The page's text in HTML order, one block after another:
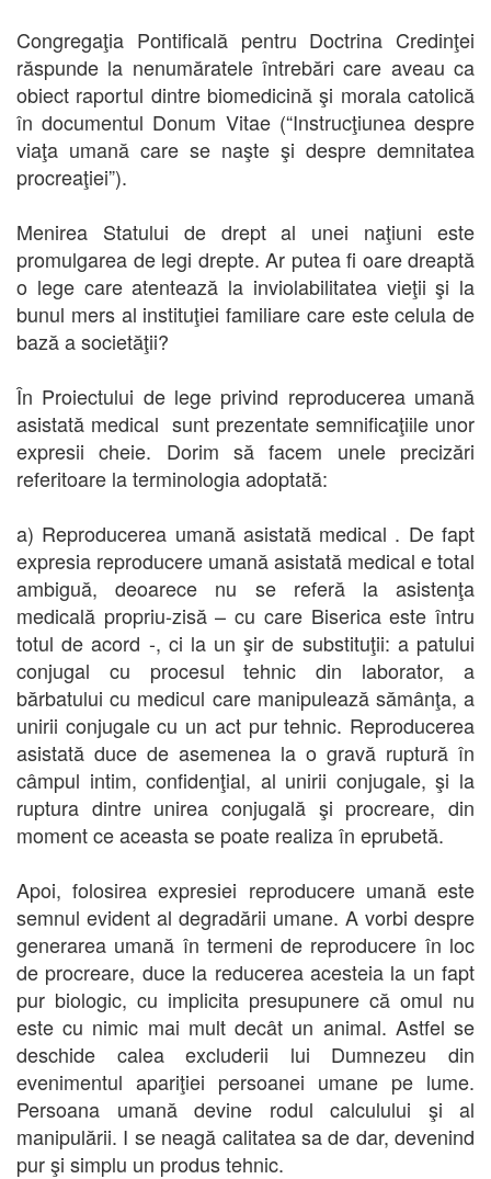
Congregaţia Pontificală pentru Doctrina Credinţei
răspunde la nenumăratele întrebări care aveau ca
obiect raportul dintre biomedicină şi morala catolică
în documentul Donum Vitae (“Instrucţiunea despre
viaţa umană care se naşte şi despre demnitatea
procreaţiei”).
Menirea Statului de drept al unei naţiuni este
promulgarea de legi drepte. Ar putea fi oare dreaptă
o lege care atentează la inviolabilitatea vieţii şi la
bunul mers al instituţiei familiare care este celula de
bază a societăţii?
În Proiectului de lege privind reproducerea umană
asistată medical sunt prezentate semnificaţiile unor
expresii cheie. Dorim să facem unele precizări
referitoare la terminologia adoptată:
a) Reproducerea umană asistată medical . De fapt
expresia reproducere umană asistată medical e total
ambiguă, deoarece nu se referă la asistenţa
medicală propriu-zisă – cu care Biserica este întru
totul de acord -, ci la un şir de substituţii: a patului
conjugal cu procesul tehnic din laborator, a
bărbatului cu medicul care manipulează sămânţa, a
unirii conjugale cu un act pur tehnic. Reproducerea
asistată duce de asemenea la o gravă ruptură în
câmpul intim, confidenţial, al unirii conjugale, şi la
ruptura dintre unirea conjugală şi procreare, din
moment ce aceasta se poate realiza în eprubetă.
Apoi, folosirea expresiei reproducere umană este
semnul evident al degradării umane. A vorbi despre
generarea umană în termeni de reproducere în loc
de procreare, duce la reducerea acesteia la un fapt
pur biologic, cu implicita presupunere că omul nu
este cu nimic mai mult decât un animal. Astfel se
deschide calea excluderii lui Dumnezeu din
evenimentul apariţiei persoanei umane pe lume.
Persoana umană devine rodul calculului şi al
manipulării. I se neagă calitatea sa de dar, devenind
pur şi simplu un produs tehnic.